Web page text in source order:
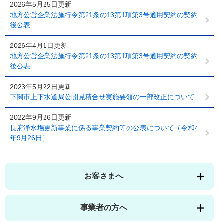
2026年5月25日更新
地方公営企業法施行令第21条の13第1項第3号適用契約の契約
後公表
2026年4月1日更新
地方公営企業法施行令第21条の13第1項第3号適用契約の契約
後公表
2023年5月22日更新
下関市上下水道局公開見積合せ実施要領の一部改正について
2022年9月26日更新
長府浄水場更新事業に係る事業契約等の公表について（令和4
年9月26日）
お客さまへ
事業者の方へ